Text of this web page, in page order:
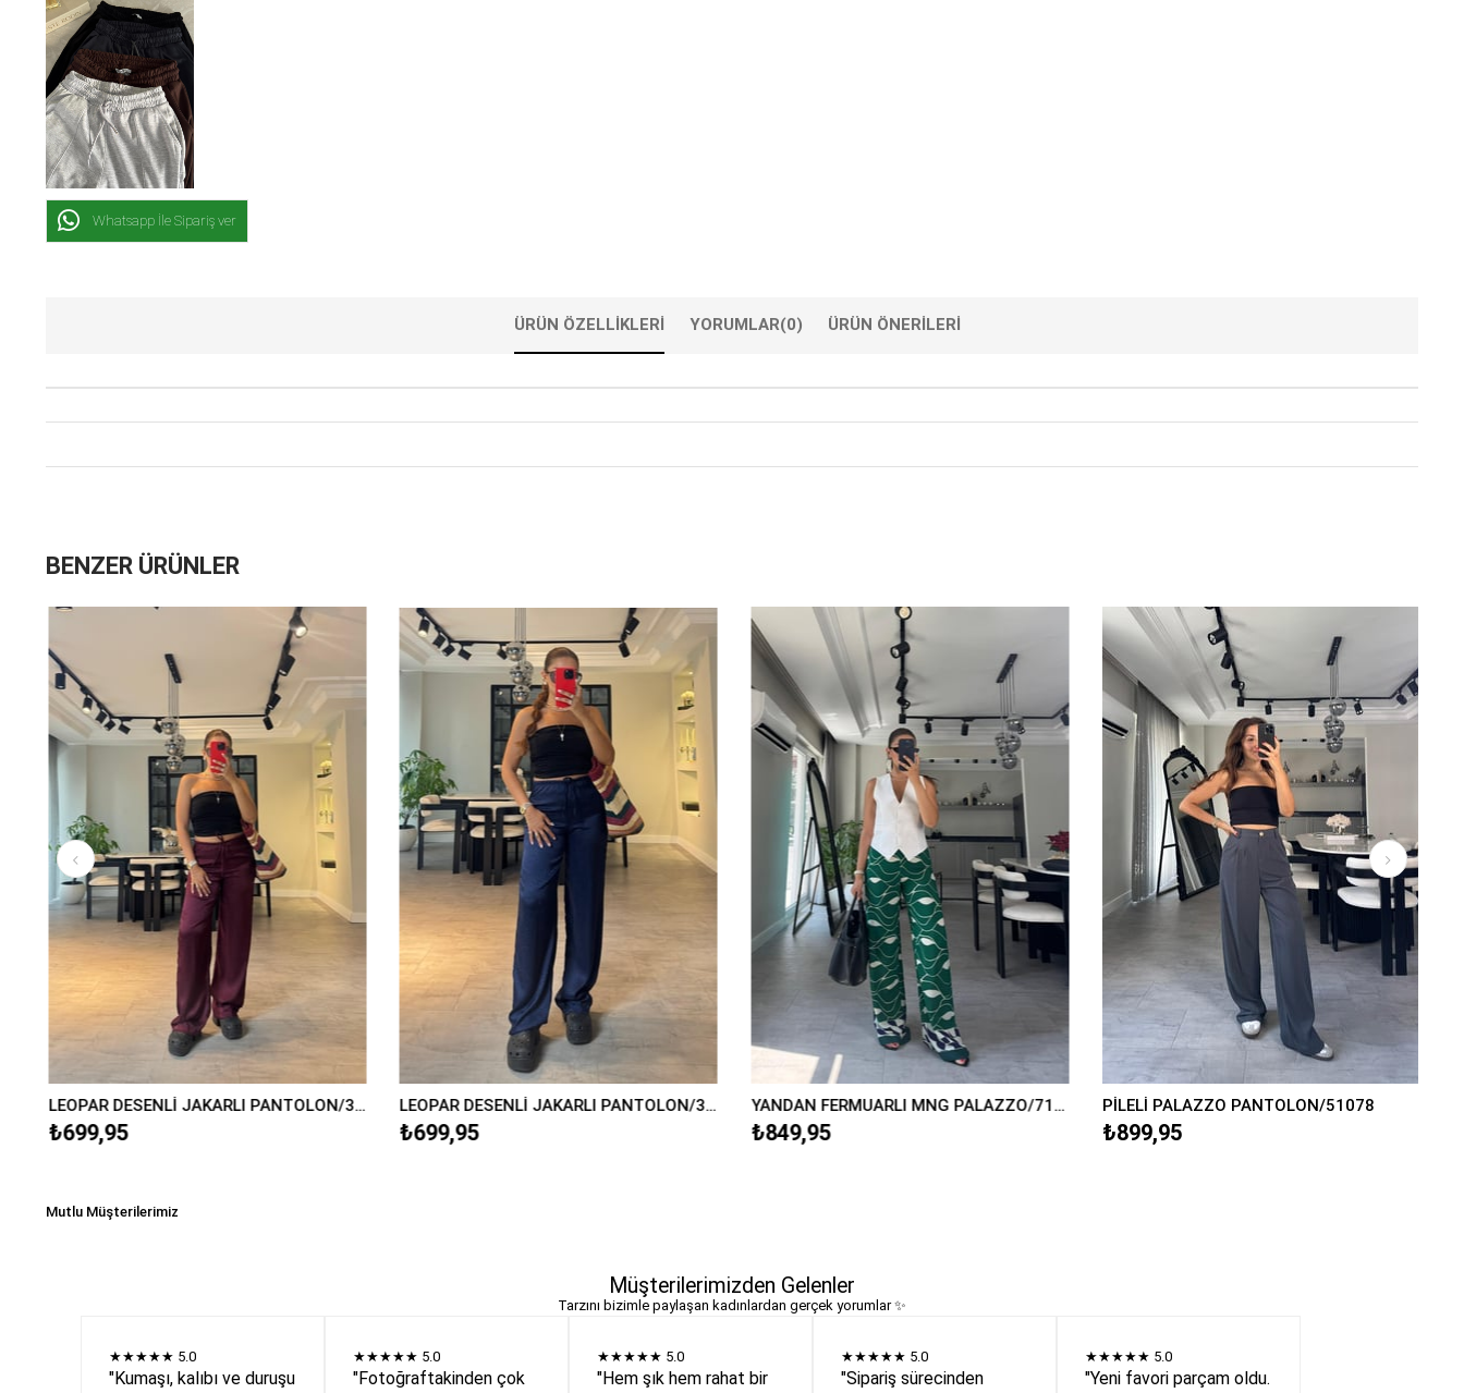
Whatsapp İle Sipariş ver
ÜRÜN ÖZELLIKLERI YORUMLAR(0) ÜRÜN ÖNERILERI
BENZER ÜRÜNLER
LEOPAR DESENLİ JAKARLI PANTOLON/3636
₺699,95
LEOPAR DESENLİ JAKARLI PANTOLON/3636
₺699,95
YANDAN FERMUARLI MNG PALAZZO/7148
₺849,95
PİLELİ PALAZZO PANTOLON/51078
₺899,95
Mutlu Müşterilerimiz
Müşterilerimizden Gelenler
Tarzını bizimle paylaşan kadınlardan gerçek yorumlar ✨
★★★★★ 5.0
"Kumaşı, kalıbı ve duruşu
★★★★★ 5.0
"Fotoğraftakinden çok
★★★★★ 5.0
"Hem şık hem rahat bir
★★★★★ 5.0
"Sipariş sürecinden
★★★★★ 5.0
"Yeni favori parçam oldu.